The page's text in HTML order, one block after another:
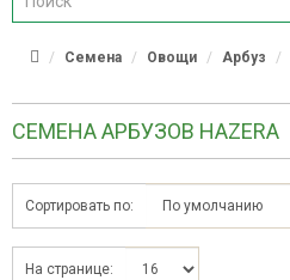
Семена Овощи Арбуз
СЕМЕНА АРБУЗОВ HAZERA
Сортировать по:
На странице: